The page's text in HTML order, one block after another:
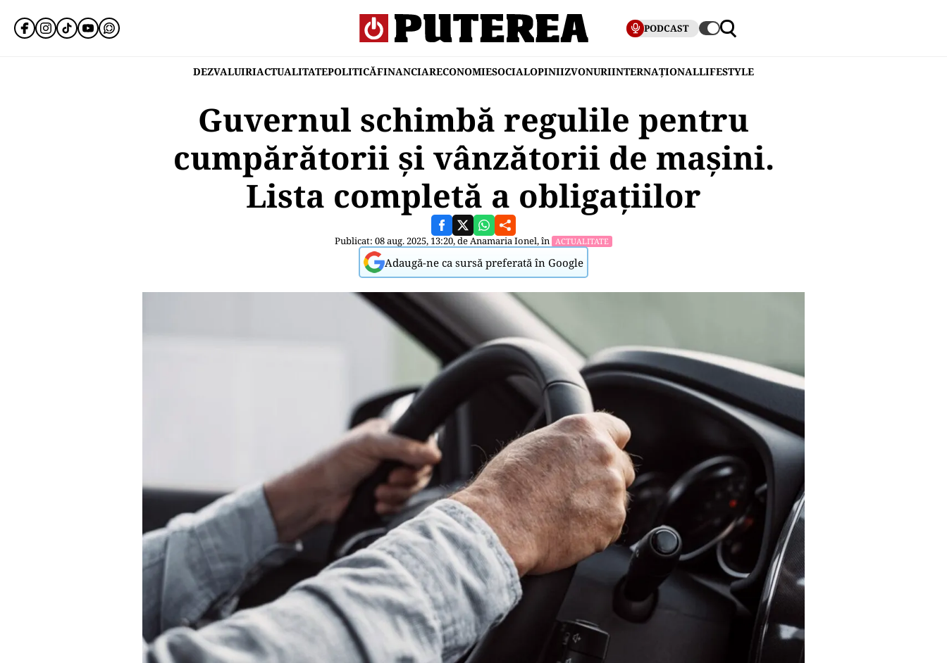
PODCAST
DEZVALUIRIACTUALITATEPOLITICĂFINANCIARECONOMIESOCIALOPINIIZVONURIINTERNAȚIONALLIFESTYLE
Guvernul schimbă regulile pentru
cumpărătorii și vânzătorii de mașini.
Lista completă a obligațiilor
Publicat: 08 aug. 2025, 13:20, deAnamaria Ionel, în ACTUALITATE
Adaugă-ne ca sursă preferată în Google